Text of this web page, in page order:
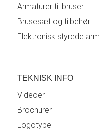
Armaturer til bruser
Brusesæt og tilbehør
Elektronisk styrede
TEKNISK INFO
Videoer
Brochurer
Logotype